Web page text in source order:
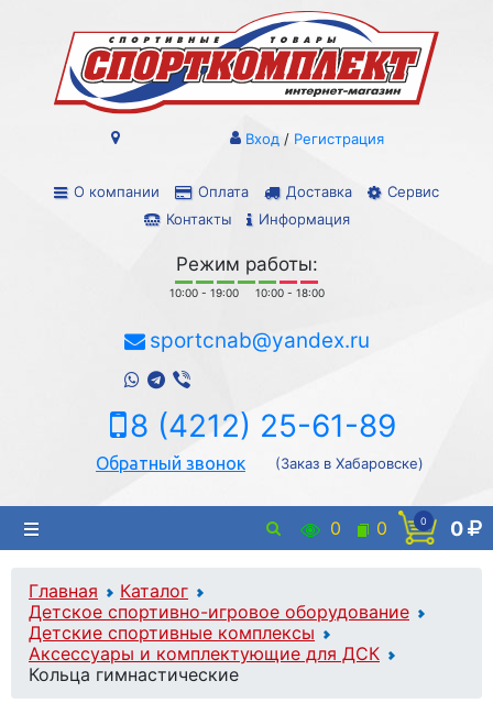
О компании Оплата Доставка
Сервис
Контакты
Информация
Вход / Регистрация
Режим работы:
10:00 - 19:00 10:00 - 18:00
sportcnab@yandex.ru
8 (4212) 25-61-89
Обратный звонок (Заказ в Хабаровске)
0 0 0 0
Главная
Каталог
Детское спортивно-игровое оборудование
Детские спортивные комплексы
Аксессуары и комплектующие для ДСК
Кольца гимнастические